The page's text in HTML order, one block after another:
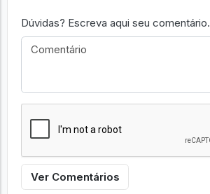
Dúvidas? Escreva aqui seu comentário.
Ver Comentários